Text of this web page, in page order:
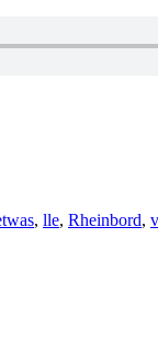
, lle, Rheinbord,